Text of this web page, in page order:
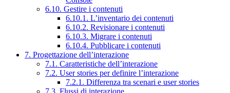
6.10. Gestire i contenuti
6.10.1. L’inventario dei contenuti
6.10.2. Revisionare i contenuti
6.10.3. Migrare i contenuti
6.10.4. Pubblicare i contenuti
7. Progettazione dell’interazione
7.1. Caratteristiche dell’interazione
7.2. User stories per definire l’interazione
7.2.1. Differenza tra scenari e user stories
7.3. Flussi di interazione